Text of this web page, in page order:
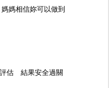
媽媽相信妳可以做到
評估 結果安全過關